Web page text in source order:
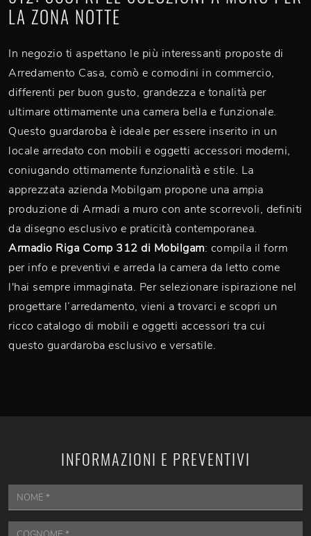
LA ZONA NOTTE
In negozio ti aspettano le più interessanti proposte di
Arredamento Casa, comò e comodini in commercio,
differenti per buon gusto, grandezza e tonalità per
ultimare ottimamente una camera bella e funzionale.
Questo guardaroba è ideale per essere inserito in un
locale arredato con mobili e oggetti accessori moderni,
coniugando ottimamente funzionalità e stile. La
apprezzata azienda Mobilgam propone una ampia
produzione di Armadi a muro con ante scorrevoli, definiti
da disegno esclusivo e praticità contemporanea.
Armadio Riga Comp 312 di Mobilgam: compila il form
per info e preventivi e arreda la camera da letto come
l'hai sempre immaginata. Per selezionare ispirazione nel
progettare l’arredamento, vieni a trovarci e scopri un
ricco catalogo di mobili e oggetti accessori tra cui
questo guardaroba esclusivo e versatile.
INFORMAZIONI E PREVENTIVI